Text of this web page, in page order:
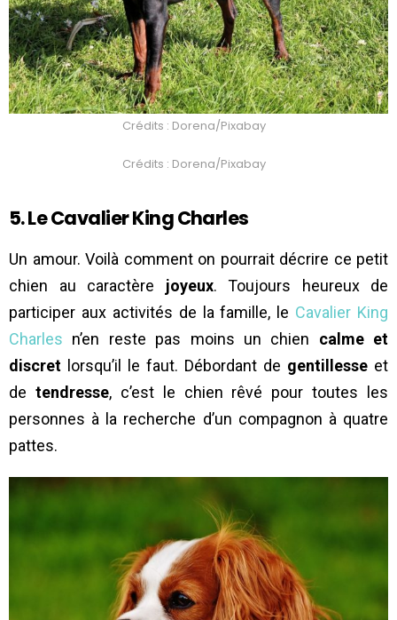
Crédits : Dorena/Pixabay
Crédits : Dorena/Pixabay
5. Le Cavalier King Charles
Un amour. Voilà comment on pourrait décrire ce petit
chien au caractère joyeux. Toujours heureux de
participer aux activités de la famille, le Cavalier King
Charles n’en reste pas moins un chien calme et
discret lorsqu’il le faut. Débordant de gentillesse et
de tendresse, c’est le chien rêvé pour toutes les
personnes à la recherche d’un compagnon à quatre
pattes.